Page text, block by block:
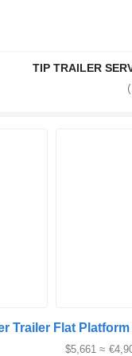
TIP TRAILER
Trailer Flat
≈ $5,661